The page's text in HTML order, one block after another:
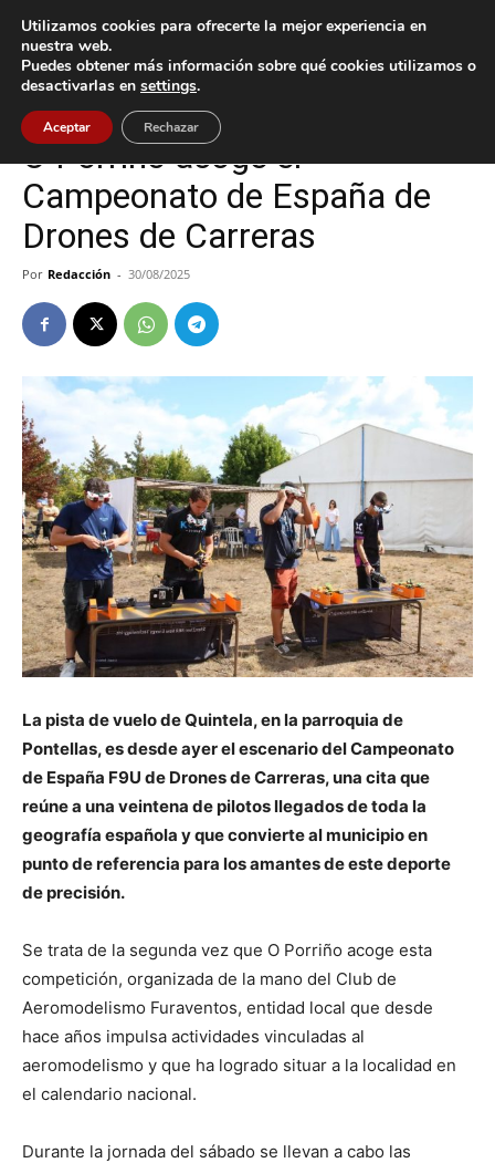
Inicio O Porriño
O Porriño Tecnología
O Porriño acoge el
Campeonato de España de
Drones de Carreras
Por Redacción - 30/08/2025
La pista de vuelo de Quintela, en la parroquia de
Pontellas, es desde ayer el escenario del Campeonato
de España F9U de Drones de Carreras, una cita que
reúne a una veintena de pilotos llegados de toda la
geografía española y que convierte al municipio en
punto de referencia para los amantes de este deporte
de precisión.
Se trata de la segunda vez que O Porriño acoge esta
competición, organizada de la mano del Club de
Aeromodelismo Furaventos, entidad local que desde
hace años impulsa actividades vinculadas al
aeromodelismo y que ha logrado situar a la localidad en
el calendario nacional.
Durante la jornada del sábado se llevan a cabo las
Utilizamos cookies para ofrecerte la mejor experiencia en
nuestra web.
Puedes obtener más información sobre qué cookies utilizamos o
desactivarlas en settings.
Aceptar Rechazar